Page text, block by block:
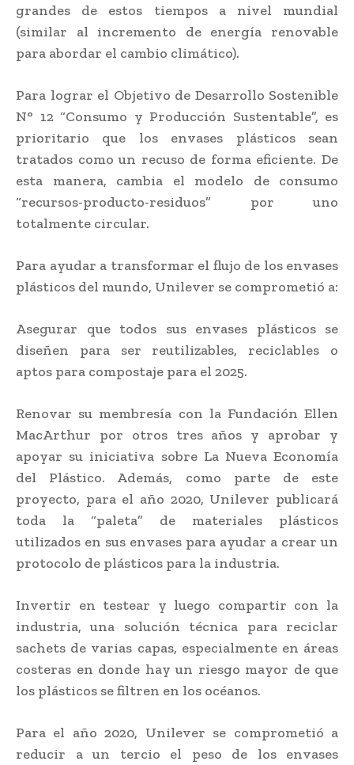
grandes de estos tiempos a nivel mundial
(similar al incremento de energía renovable
para abordar el cambio climático).
Para lograr el Objetivo de Desarrollo Sostenible
N° 12 “Consumo y Producción Sustentable”, es
prioritario que los envases plásticos sean
tratados como un recuso de forma eficiente. De
esta manera, cambia el modelo de consumo
“recursos-producto-residuos” por uno
totalmente circular.
Para ayudar a transformar el flujo de los envases
plásticos del mundo, Unilever se comprometió a:
Asegurar que todos sus envases plásticos se
diseñen para ser reutilizables, reciclables o
aptos para compostaje para el 2025.
Renovar su membresía con la Fundación Ellen
MacArthur por otros tres años y aprobar y
apoyar su iniciativa sobre La Nueva Economía
del Plástico. Además, como parte de este
proyecto, para el año 2020, Unilever publicará
toda la “paleta” de materiales plásticos
utilizados en sus envases para ayudar a crear un
protocolo de plásticos para la industria.
Invertir en testear y luego compartir con la
industria, una solución técnica para reciclar
sachets de varias capas, especialmente en áreas
costeras en donde hay un riesgo mayor de que
los plásticos se filtren en los océanos.
Para el año 2020, Unilever se comprometió a
reducir a un tercio el peso de los envases